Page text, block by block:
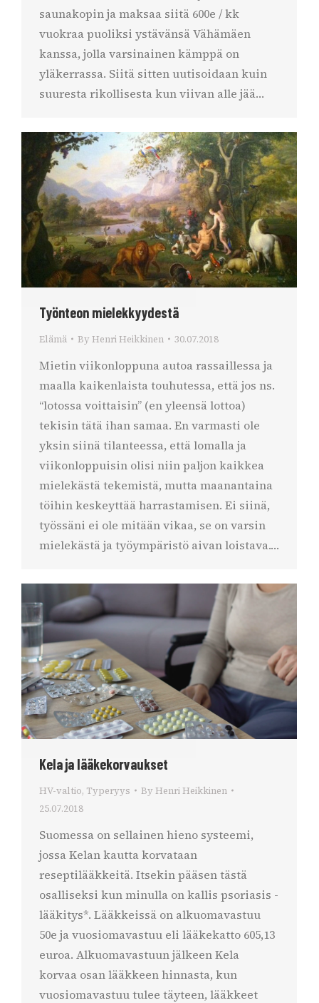
saunakopin ja maksaa siitä 600e / kk
vuokraa puoliksi ystävänsä Vähämäen
kanssa, jolla varsinainen kämppä on
yläkerrassa. Siitä sitten uutisoidaan kuin
suuresta rikollisesta kun viivan alle jää…
Työnteon mielekkyydestä
Elämä By Henri Heikkinen 30.07.2018
Mietin viikonloppuna autoa rassaillessa ja
maalla kaikenlaista touhutessa, että jos ns.
“lotossa voittaisin” (en yleensä lottoa)
tekisin tätä ihan samaa. En varmasti ole
yksin siinä tilanteessa, että lomalla ja
viikonloppuisin olisi niin paljon kaikkea
mielekästä tekemistä, mutta maanantaina
töihin keskeyttää harrastamisen. Ei siinä,
työssäni ei ole mitään vikaa, se on varsin
mielekästä ja työympäristö aivan loistava.…
Kela ja lääkekorvaukset
HV-valtio, Typeryys By Henri Heikkinen
25.07.2018
Suomessa on sellainen hieno systeemi,
jossa Kelan kautta korvataan
reseptilääkkeitä. Itsekin pääsen tästä
osalliseksi kun minulla on kallis psoriasis -
lääkitys*. Lääkkeissä on alkuomavastuu
50e ja vuosiomavastuu eli lääkekatto 605,13
euroa. Alkuomavastuun jälkeen Kela
korvaa osan lääkkeen hinnasta, kun
vuosiomavastuu tulee täyteen, lääkkeet